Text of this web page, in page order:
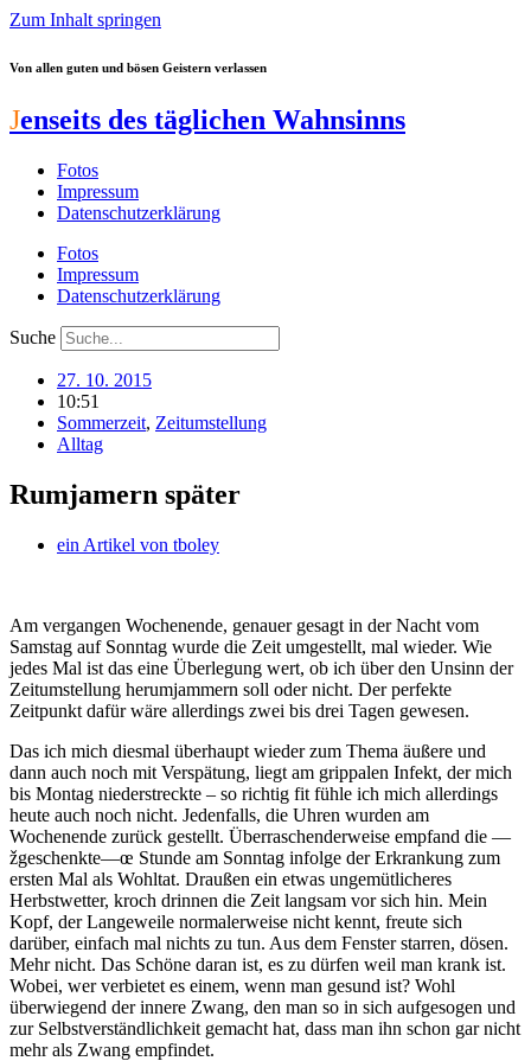
Zum Inhalt springen
Von allen guten und bösen Geistern verlassen
Jenseits des täglichen Wahnsinns
Fotos
Impressum
Datenschutzerklärung
Fotos
Impressum
Datenschutzerklärung
Suche
27. 10. 2015
10:51
Sommerzeit, Zeitumstellung
Alltag
Rumjamern später
ein Artikel von tboley
Am vergangen Wochenende, genauer gesagt in der Nacht vom
Samstag auf Sonntag wurde die Zeit umgestellt, mal wieder. Wie
jedes Mal ist das eine Überlegung wert, ob ich über den Unsinn der
Zeitumstellung herumjammern soll oder nicht. Der perfekte
Zeitpunkt dafür wäre allerdings zwei bis drei Tagen gewesen.
Das ich mich diesmal überhaupt wieder zum Thema äußere und
dann auch noch mit Verspätung, liegt am grippalen Infekt, der mich
bis Montag niederstreckte – so richtig fit fühle ich mich allerdings
heute auch noch nicht. Jedenfalls, die Uhren wurden am
Wochenende zurück gestellt. Überraschenderweise empfand die —
žgeschenkte—œ Stunde am Sonntag infolge der Erkrankung zum
ersten Mal als Wohltat. Draußen ein etwas ungemütlicheres
Herbstwetter, kroch drinnen die Zeit langsam vor sich hin. Mein
Kopf, der Langeweile normalerweise nicht kennt, freute sich
darüber, einfach mal nichts zu tun. Aus dem Fenster starren, dösen.
Mehr nicht. Das Schöne daran ist, es zu dürfen weil man krank ist.
Wobei, wer verbietet es einem, wenn man gesund ist? Wohl
überwiegend der innere Zwang, den man so in sich aufgesogen und
zur Selbstverständlichkeit gemacht hat, dass man ihn schon gar nicht
mehr als Zwang empfindet.